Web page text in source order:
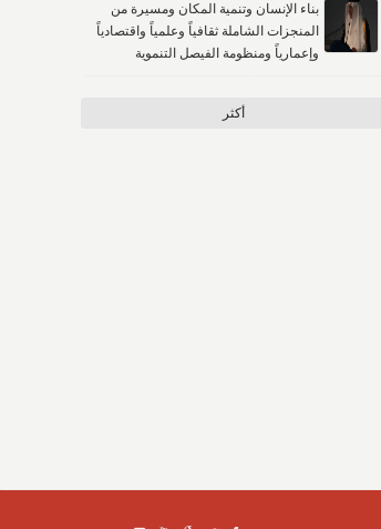
بناء الإنسان وتنمية المكان ومسيرة من
المنجزات الشاملة ثقافياً وعلمياً واقتصادياً
وإعمارياً ومنظومة الفيصل التنموية
أكثر